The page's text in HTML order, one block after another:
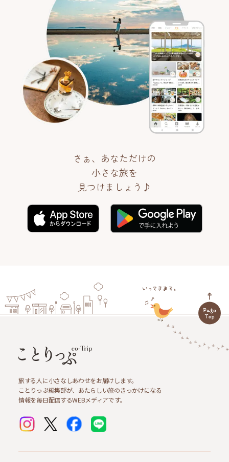
さぁ、あなただけの
小さな旅を
見つけましょう♪
旅する人に小さなしあわせをお届けします。
ことりっぷ編集部が、あたらしい旅のきっかけになる
情報を毎日配信するWEBメディアです。